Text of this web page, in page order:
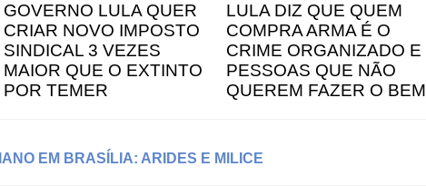
GOVERNO LULA QUER
CRIAR NOVO IMPOSTO
SINDICAL 3 VEZES
MAIOR QUE O EXTINTO
POR TEMER
LULA DIZ QUE QUEM
COMPRA ARMA É O
CRIME ORGANIZADO E
PESSOAS QUE NÃO
QUEREM FAZER O BEM
EM BRASÍLIA: ARIDES E MILICE